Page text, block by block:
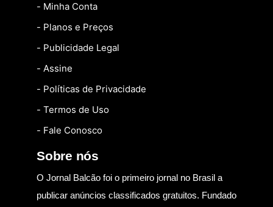
- Minha Conta
- Planos e Preços
- Publicidade Legal
- Assine
- Políticas de Privacidade
- Termos de Uso
- Fale Conosco
Sobre nós
O Jornal Balcão foi o primeiro jornal no Brasil a
publicar anúncios classificados gratuitos. Fundado